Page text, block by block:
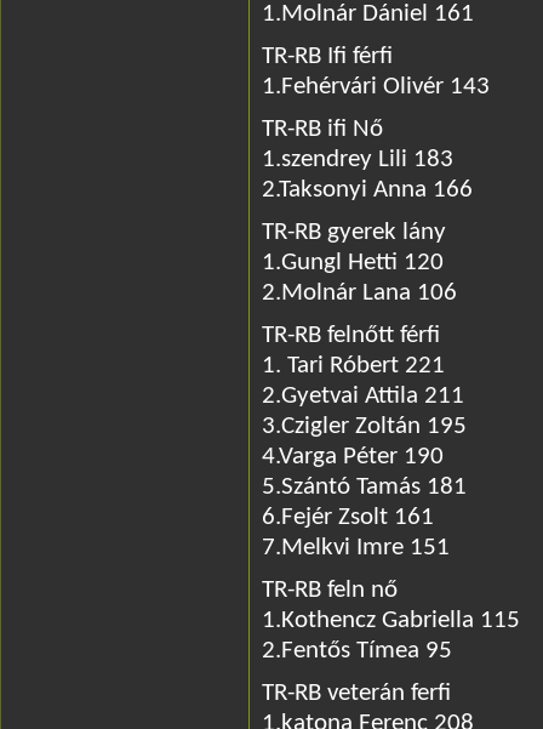
1.Molnár Dániel 161
TR-RB Ifi férfi
1.Fehérvári Olivér 143
TR-RB ifi Nő
1.szendrey Lili 183
2.Taksonyi Anna 166
TR-RB gyerek lány
1.Gungl Hetti 120
2.Molnár Lana 106
TR-RB felnőtt férfi
1. Tari Róbert 221
2.Gyetvai Attila 211
3.Czigler Zoltán 195
4.Varga Péter 190
5.Szántó Tamás 181
6.Fejér Zsolt 161
7.Melkvi Imre 151
TR-RB feln nő
1.Kothencz Gabriella 115
2.Fentős Tímea 95
TR-RB veterán ferfi
1.katona Ferenc 208